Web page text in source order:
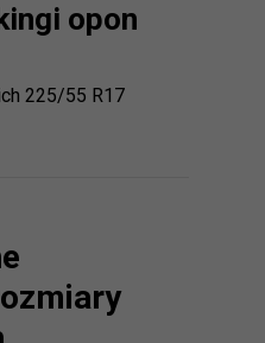
opon
225/55 R17